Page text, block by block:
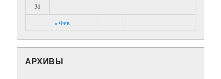
« Фев
31
АРХИВЫ